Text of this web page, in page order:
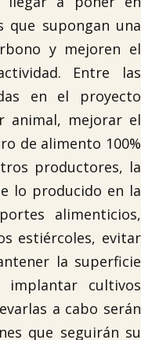
que supongan una
y mejoren el
Entre las
en el proyecto
animal, mejorar el
de alimento 100%
productores, la
lo producido en la
alimenticios,
estiércoles, evitar
la superficie
implantar cultivos
a cabo serán
que seguirán su